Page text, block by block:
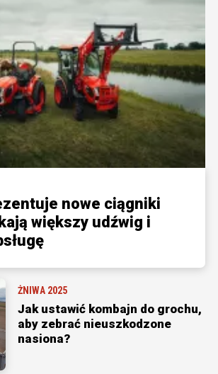
nowe ciągniki
większy udźwig i
ŻNIWA 2025
Jak ustawić kombajn do grochu,
aby zebrać nieuszkodzone
nasiona?